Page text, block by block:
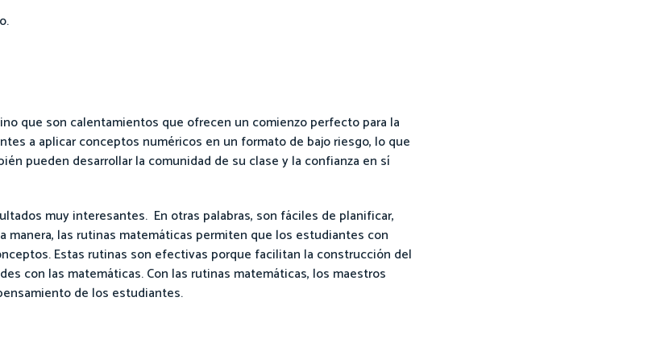
que son calentamientos que ofrecen un comienzo perfecto para la
a aplicar conceptos numéricos en un formato de bajo riesgo, lo que
pueden desarrollar la comunidad de su clase y la confianza en sí
muy interesantes. En otras palabras, son fáciles de planificar,
las rutinas matemáticas permiten que los estudiantes con
Estas rutinas son efectivas porque facilitan la construcción del
con las matemáticas. Con las rutinas matemáticas, los maestros
de los estudiantes.